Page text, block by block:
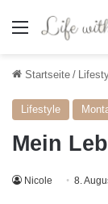
Menü
Startseite /
Lifestyle
Mein
Nicole 8.